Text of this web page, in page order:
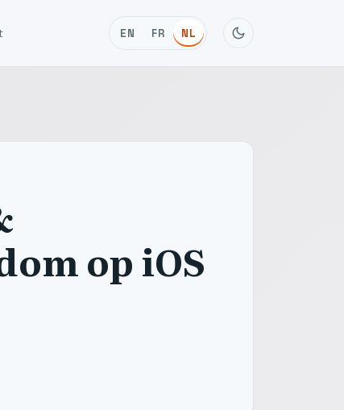
EN FR NL
op iOS